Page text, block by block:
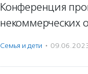
Конференция
некоммерческих
Семья и дети ·